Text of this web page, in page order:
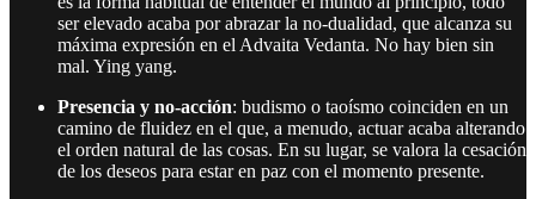
ser elevado acaba por abrazar la no-dualidad, que alcanza su
máxima expresión en el Advaita Vedanta. No hay bien sin
mal. Ying yang.
Presencia y no-acción: budismo o taoísmo coinciden en un
camino de fluidez en el que, a menudo, actuar acaba alterando
el orden natural de las cosas. En su lugar, se valora la cesación
de los deseos para estar en paz con el momento presente.